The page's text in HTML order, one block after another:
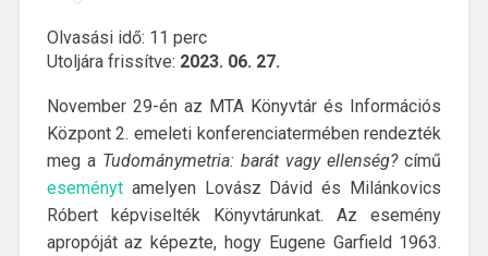
Olvasási idő: 11 perc
Utoljára frissítve: 2023. 06. 27.
November 29-én az MTA Könyvtár és Információs
Központ 2. emeleti konferenciatermében rendezték
meg a Tudománymetria: barát vagy ellenség?című
eseménytamelyen Lovász Dávid és Milánkovics
Róbert képviselték Könyvtárunkat. Az esemény
apropóját az képezte, hogy Eugene Garfield 1963.